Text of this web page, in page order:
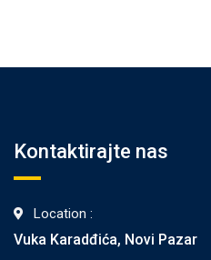
Kontaktirajte nas
Location :
Vuka Karadđića, Novi Pazar